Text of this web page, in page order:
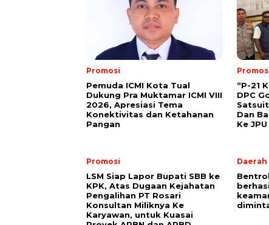
Promosi
Pemuda ICMI Kota Tual
Dukung Pra Muktamar ICMI VIII
2026, Apresiasi Tema
Konektivitas dan Ketahanan
Pangan
“P-21
DPC
Dan
Ke JPU
Promosi
LSM Siap Lapor Bupati SBB ke
KPK, Atas Dugaan Kejahatan
Pengalihan PT Rosari
Konsultan Miliknya Ke
Karyawan, untuk Kuasai
Daerah